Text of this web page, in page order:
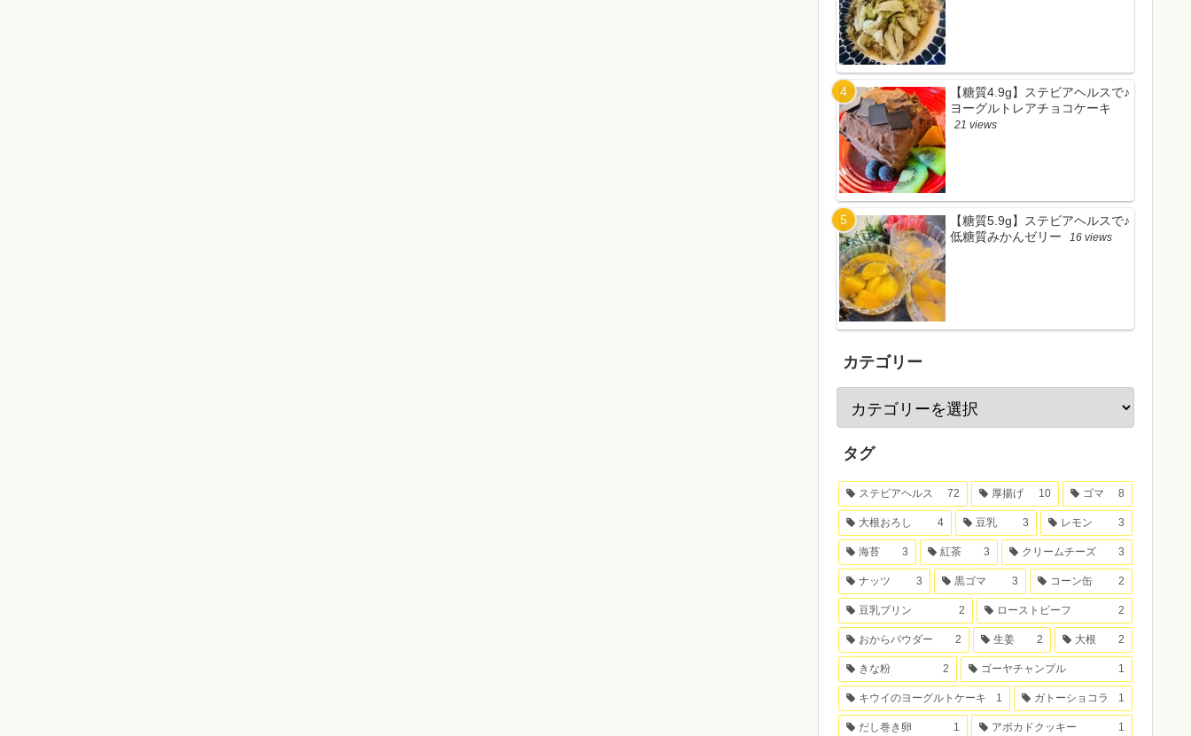
【糖質4.9g】ステビアヘルスで♪
ヨーグルトレアチョコケーキ
21 views
【糖質5.9g】ステビアヘルスで♪
低糖質みかんゼリー
16 views
カテゴリー
タグ
ステビアヘルス 72 厚揚げ 10 ゴマ 8
大根おろし 4 豆乳 3 レモン 3
海苔 3 紅茶 3 クリームチーズ 3
ナッツ 3 黒ゴマ 3 コーン缶 2
豆乳プリン 2 ローストビーフ 2
おからパウダー 2 生姜 2 大根 2
きな粉 2 ゴーヤチャンプル 1
キウイのヨーグルトケーキ 1 ガトーショコラ 1
だし巻き卵 1 アボカドクッキー 1